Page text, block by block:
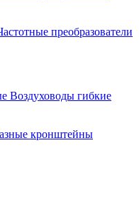
преобразователи
Воздуховоды гибкие
кронштейны